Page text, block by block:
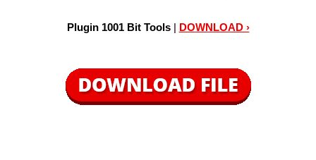
Plugin 1001 Bit Tools | DOWNLOAD ›